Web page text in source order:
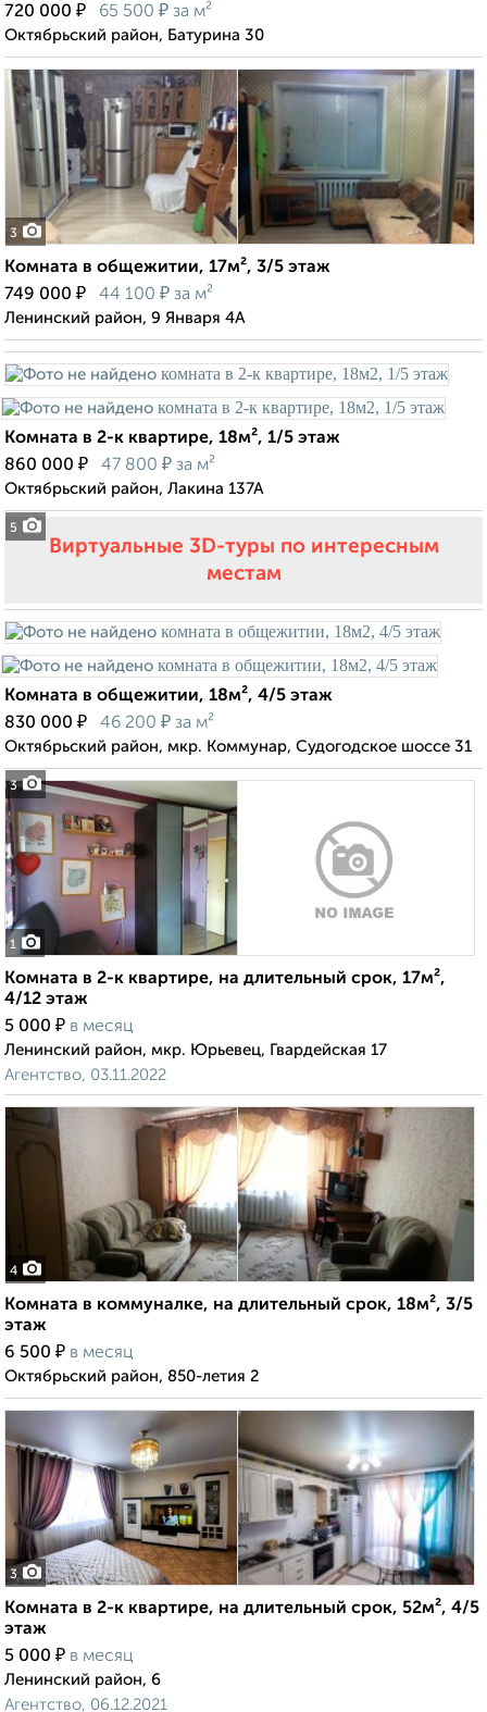
720 000 ₽ 65 500 ₽ за м²
Октябрьский район, Батурина 30
3
Комната в общежитии, 17м², 3/5 этаж
749 000 ₽ 44 100 ₽ за м²
Ленинский район, 9 Января 4А
5
Комната в 2-к квартире, 18м², 1/5 этаж
860 000 ₽ 47 800 ₽ за м²
Октябрьский район, Лакина 137А
Виртуальные 3D-туры по интересным
местам
3
Комната в общежитии, 18м², 4/5 этаж
830 000 ₽ 46 200 ₽ за м²
Октябрьский район, мкр. Коммунар, Судогодское шоссе 31
1
Комната в 2-к квартире, на длительный срок, 17м²,
4/12 этаж
5 000 ₽ в месяц
Ленинский район, мкр. Юрьевец, Гвардейская 17
Агентство, 03.11.2022
4
Комната в коммуналке, на длительный срок, 18м², 3/5
этаж
6 500 ₽ в месяц
Октябрьский район, 850-летия 2
3
Комната в 2-к квартире, на длительный срок, 52м², 4/5
этаж
5 000 ₽ в месяц
Ленинский район, 6
Агентство, 06.12.2021